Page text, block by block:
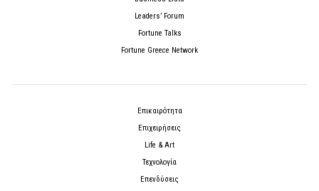
Leaders’ Forum
Fortune Talks
Fortune Greece Network
Επικαιρότητα
Επιχειρήσεις
Life & Art
Τεχνολογία
Επενδύσεις